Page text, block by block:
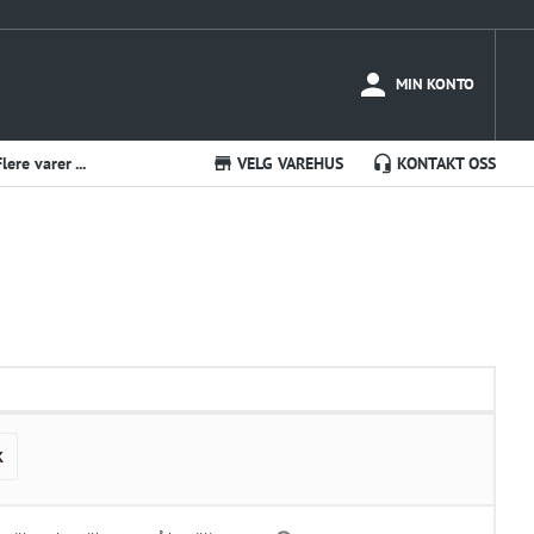
MIN KONTO
varer ... VELG VAREHUS KONTAKT OSS